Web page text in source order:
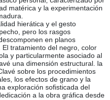
matérica y la experimentación
hierática y el gesto
pero los rasgos
en planos
tratamiento del negro, color
y particularmente asociado al
una dimensión estructural. la
sobre los procedimientos
los efectos de grano y la
exploración sofisticada del
a la obra gráfica desde